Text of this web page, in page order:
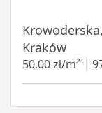
Kraków
50,00 zł/m²